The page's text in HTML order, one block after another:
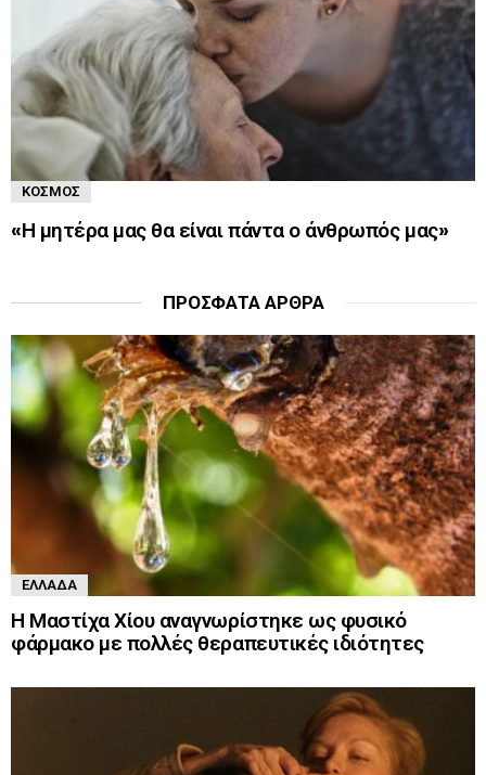
ΚΌΣΜΟΣ
«Η μητέρα μας θα είναι πάντα ο άνθρωπός μας»
ΠΡΌΣΦΑΤΑ ΆΡΘΡΑ
ΕΛΛΆΔΑ
Η Μαστίχα Χίου αναγνωρίστηκε ως φυσικό
φάρμακο με πολλές θεραπευτικές ιδιότητες